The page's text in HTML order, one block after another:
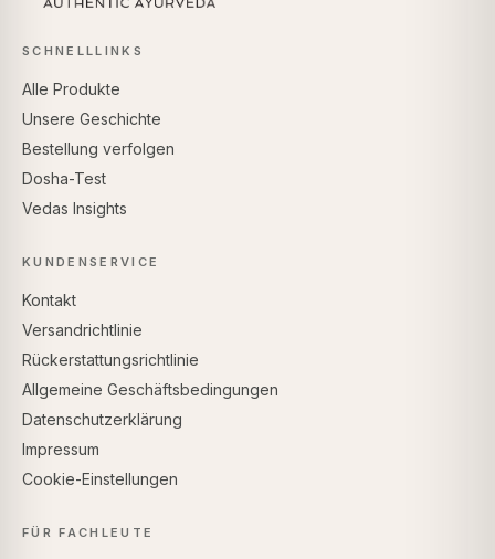
SCHNELLLINKS
Alle Produkte
Unsere Geschichte
Bestellung verfolgen
Dosha-Test
Vedas Insights
KUNDENSERVICE
Kontakt
Versandrichtlinie
Rückerstattungsrichtlinie
Allgemeine Geschäftsbedingungen
Datenschutzerklärung
Impressum
Cookie-Einstellungen
FÜR FACHLEUTE